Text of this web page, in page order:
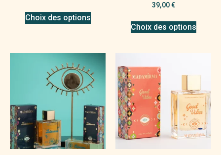
Choix des options
39,00€
Choix des options